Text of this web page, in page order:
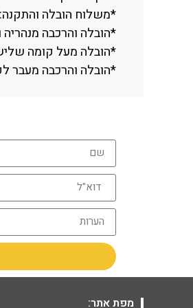
*משלוח הובלה והתקנה: 250 ₪
*הובלה והרכבה מנהריה ועד
*הובלה מעל קומה שלישית
*הובלה והרכבה מעבר לקו
מפת אתר: